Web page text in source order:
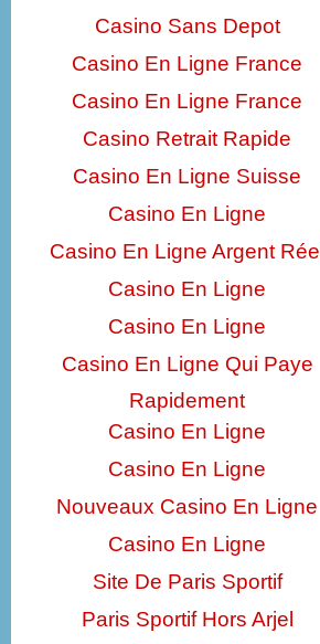
Casino Sans Depot
Casino En Ligne France
Casino En Ligne France
Casino Retrait Rapide
Casino En Ligne Suisse
Casino En Ligne
Casino En Ligne Argent Réel
Casino En Ligne
Casino En Ligne
Casino En Ligne Qui Paye
Rapidement
Casino En Ligne
Casino En Ligne
Nouveaux Casino En Ligne
Casino En Ligne
Site De Paris Sportif
Paris Sportif Hors Arjel